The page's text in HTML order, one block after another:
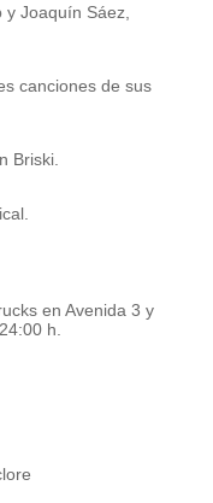
Joaquín Sáez,
canciones de sus
Briski.
en Avenida 3 y
h.